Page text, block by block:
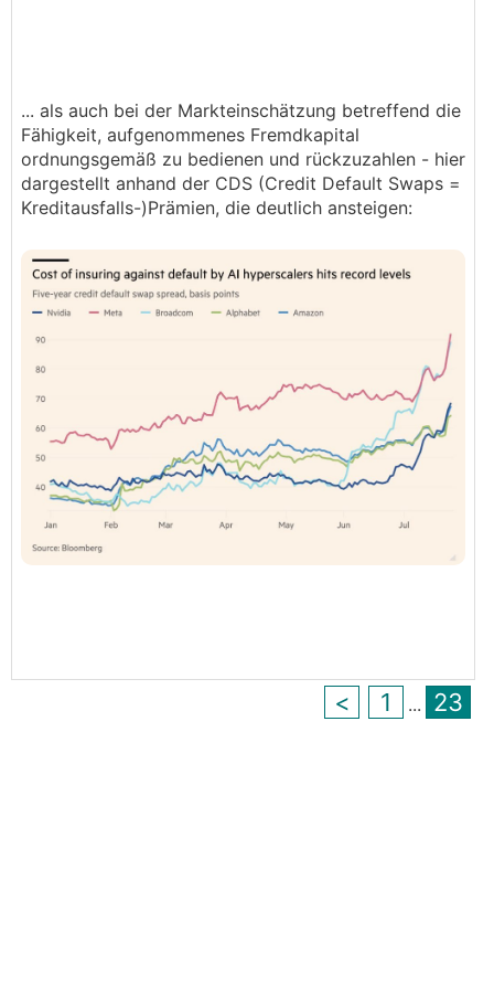
... als auch bei der Markteinschätzung betreffend die
Fähigkeit, aufgenommenes Fremdkapital
ordnungsgemäß zu bedienen und rückzuzahlen - hier
dargestellt anhand der CDS (Credit Default Swaps =
Kreditausfalls-)Prämien, die deutlich ansteigen:
< 1 ... 23